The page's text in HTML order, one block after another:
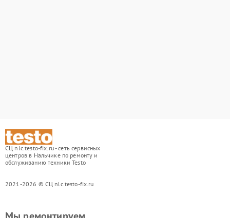
СЦ nlc.testo-fix.ru - сеть сервисных
центров в Нальчике по ремонту и
обслуживанию техники Testo
2021-2026 © СЦ nlc.testo-fix.ru